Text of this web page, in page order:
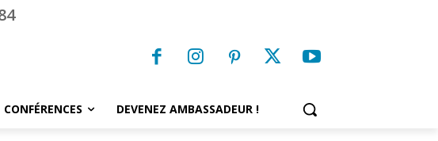
CONFÉRENCES DEVENEZ AMBASSADEUR !